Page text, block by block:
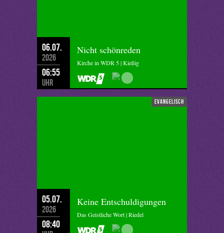
06.07.
2026
06:55
Uhr
Nicht schönreden
Kirche in WDR 5 | Kießig
evangelisch
05.07.
2026
08:40
Keine Entschuldigungen
Das Geistliche Wort | Riedel